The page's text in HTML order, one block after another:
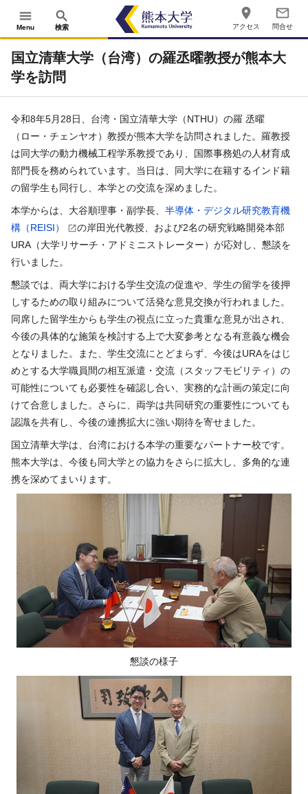
menu
Menu
search
検索
place
アクセス
mail_outline
問合せ
国立清華大学（台湾）の羅丞曜教授が熊本大
学を訪問
令和8年5月 28日、台湾・国立清華大学（NTHU）の羅 丞曜
（ロー・チェンヤオ）教授が熊本大学を訪問されました。羅教授
は同大学の動力機械工程学系教授であり、国際事務処の人材育成
部門長を務められています。当日は、同大学に在籍するインド籍
の留学生も同行し、本学との交流を深めました。
本学からは、大谷順理事・副学長、 半導体・デジタル研究教育機
構（REISI） の岸田光代教授、および2名の研究戦略開発本部
URA （大学リサーチ・アドミニストレーター）が応対し、懇談を
行いました。
懇談では、両大学における学生交流の促進や、学生の留学を後押
しするための取り組みについて活発な意見交換が行われました。
同席した留学生からも学生の視点に立った貴重な意見が出され、
今後の具体的な施策を検討する上で大変参考となる有意義な機会
となりました。また、学生交流にとどまらず、今後はURAをはじ
めとする大学職員間の相互派遣・交流（スタッフモビリティ）の
可能性についても必要性を確認し合い、実務的な計画の策定に向
けて合意しました。さらに、両学は共同研究の重要性についても
認識を共有し、今後の連携拡大に強い期待を寄せました。
国立清華大学は、台湾における本学の重要なパートナー校です。
熊本大学は、今後も同大学との協力をさらに拡大し、多角的な連
携を深めてまいります。
懇談の様子